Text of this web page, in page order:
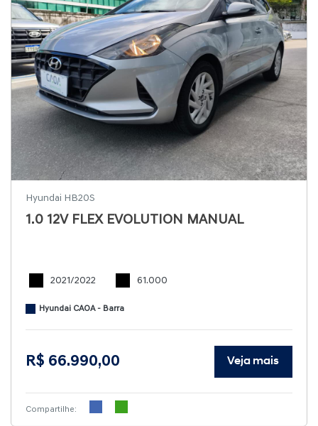
Hyundai HB20S
1.0 12V FLEX EVOLUTION MANUAL
2021/2022 61.000
Hyundai CAOA - Barra
R$ 66.990,00 Veja mais
Compartilhe: